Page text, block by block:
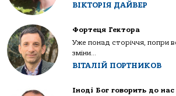
ВІКТОРІЯ ДАЙВЕР
Фортеця Гектора
Уже понад сторіччя, попри
зміни...
ВІТАЛІЙ ПОРТНИКОВ
Іноді Бог говорить до